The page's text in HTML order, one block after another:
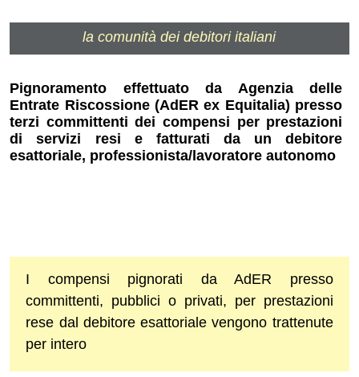
la comunità dei debitori italiani
Pignoramento effettuato da Agenzia delle
Entrate Riscossione (AdER ex Equitalia) presso
terzi committenti dei compensi per prestazioni
di servizi resi e fatturati da un debitore
esattoriale, professionista/lavoratore autonomo
I compensi pignorati da AdER presso
committenti, pubblici o privati, per prestazioni
rese dal debitore esattoriale vengono trattenute
per intero